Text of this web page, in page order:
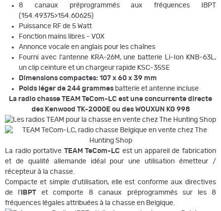
8 canaux préprogrammés aux fréquences IBPT
(154.49375>154.60625)
Puissance RF de 5 Watt
Fonction mains libres - VOX
Annonce vocale en anglais pour les chaînes
Fourni avec l'antenne KRA-26M, une batterie Li-Ion KNB-63L,
un clip ceinture et un chargeur rapide KSC-35SE
Dimensions compactes: 107 x 60 x 39 mm
Poids léger de 244 grammes batterie et antenne incluse
La radio chasse TEAM TeCom-LC est une concurrente directe
des Kenwood TK-2000E ou des WOUXUN KG 998
La radio portative TEAM TeCom-LC est un appareil de fabrication
et de qualité allemande idéal pour une utilisation émetteur /
récepteur à la chasse.
Compacte et simple d'utilisation, elle est conforme aux directives
de l' IBPTet comporte 8 canaux préprogrammés sur les 8
fréquences légales attribuées à la chasse en Belgique.